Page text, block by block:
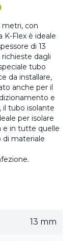
metri, con
K-Flex è ideale
di 13
dagli
tubo
da installare,
anche per il
e
il tubo isolante
per isolare
e in tutte quelle
di materiale
13 mm